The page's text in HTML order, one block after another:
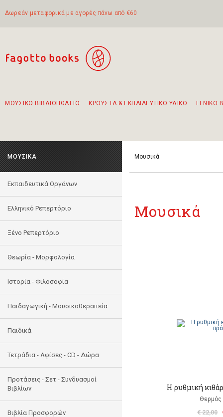
Δωρεάν μεταφορικά με αγορές πάνω από €60
ΜΟΥΣΙΚΟ ΒΙΒΛΙΟΠΩΛΕΙΟ ΚΡΟΥΣΤΑ & ΕΚΠΑΙΔΕΥΤΙΚΟ ΥΛΙΚΟ ΓΕΝΙΚΟ
ΜΟΥΣΙΚΑ
Εκπαιδευτικά Οργάνων
Ελληνικό Ρεπερτόριο
Ξένο Ρεπερτόριο
Θεωρία - Μορφολογία
Ιστορία - Φιλοσοφία
Παιδαγωγική - Μουσικοθεραπεία
Παιδικά
Τετράδια - Αφίσες - CD - Δώρα
Προτάσεις - Σετ - Συνδυασμοί
Βιβλίων
Βιβλία Προσφορών
Μουσικά
Μουσικά
Η ρυθμική
Θερμός
€ 22,00